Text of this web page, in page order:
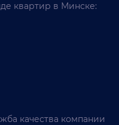
квартир в Минске:
качества компании